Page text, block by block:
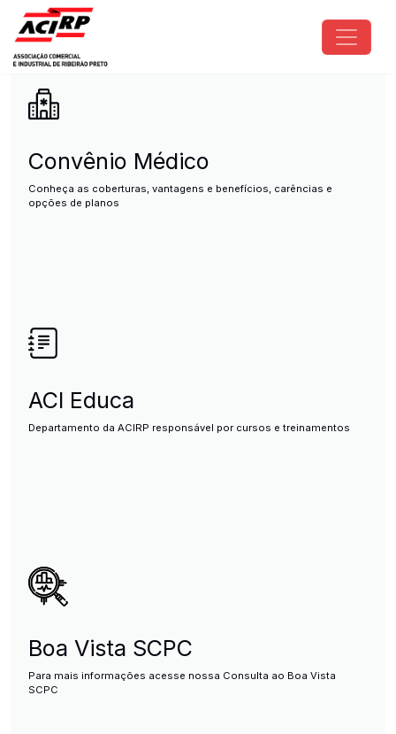
Pular para o conteúdo principal
ACIRP - Associação Comercial
Convênio Médico
Conheça as coberturas, vantagens e benefícios, carências e
opções de planos
ACI Educa
Departamento da ACIRP responsável por cursos e treinamentos
Boa Vista SCPC
Para mais informações acesse nossa Consulta ao Boa Vista
SCPC